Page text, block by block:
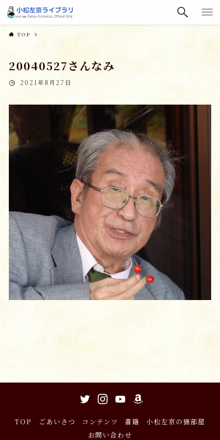
TOP
20040527さんなみ
2021年8月27日
TOP ごあいさつ コンテンツ 書籍
小松左京の猫部屋
お問い合わせ